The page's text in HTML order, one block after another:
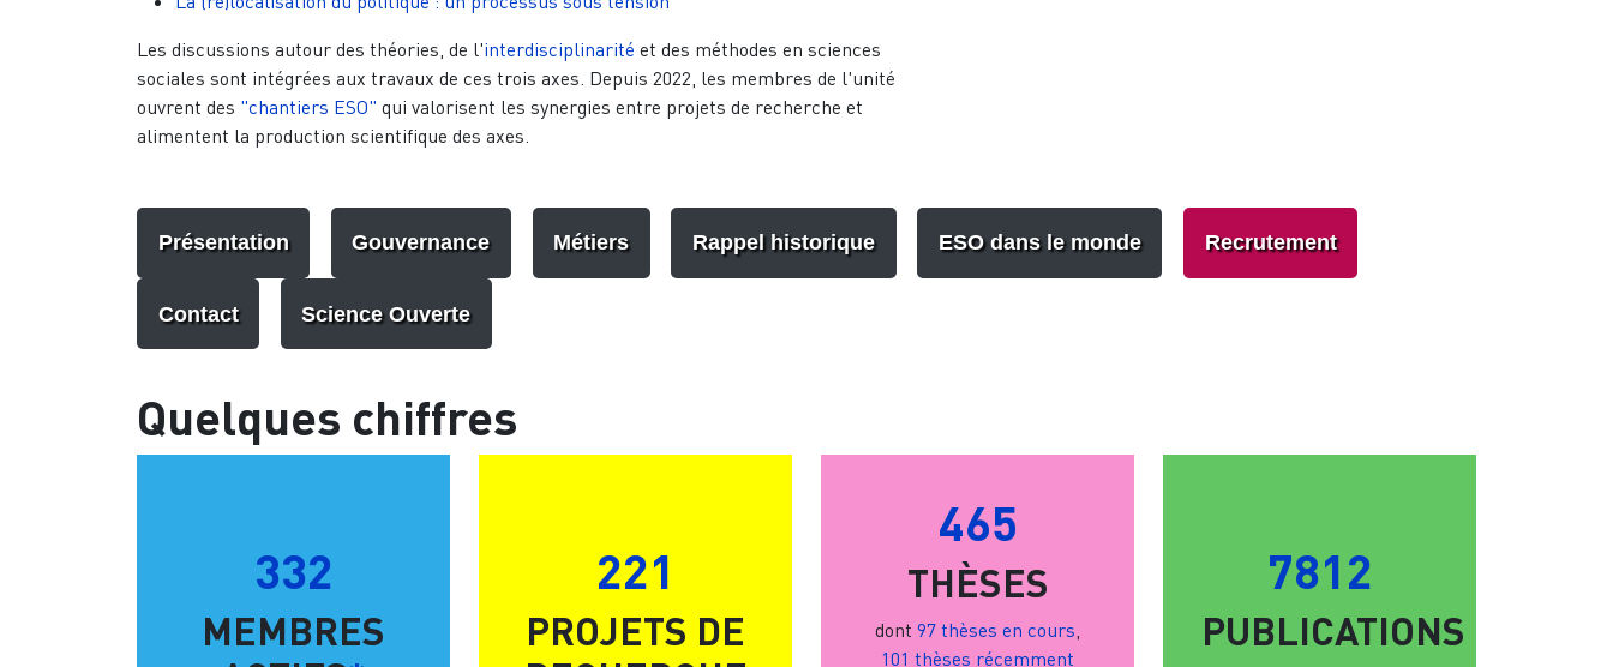
La (re)localisation du politique : un processus sous tension
Les discussions autour des théories, de l' interdisciplinarité et des méthodes en sciences
sociales sont intégrées aux travaux de ces trois axes. Depuis 2022, les membres de l'unité
ouvrent des
"chantiers ESO"
qui valorisent les synergies entre projets de recherche et
alimentent la production scientifique des axes.
Présentation Gouvernance Métiers Rappel historique ESO dans le monde Recrutement
Contact Science Ouverte
Quelques chiffres
332
MEMBRES
221
PROJETS DE
465
THÈSES
dont 97 thèses en cours,
7812
PUBLICATIONS